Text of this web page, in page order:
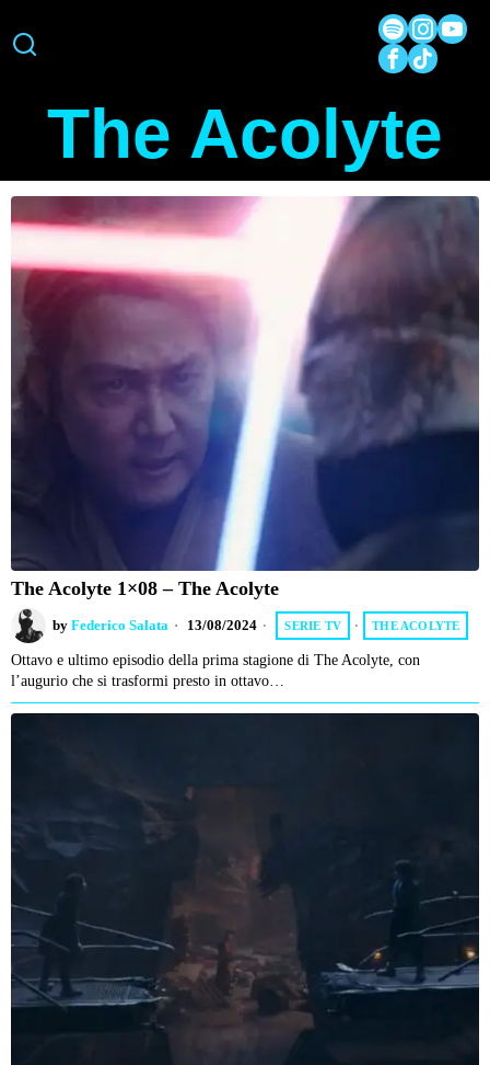
The Acolyte
The Acolyte 1×08 – The Acolyte
by Federico Salata 13/08/2024 SERIE TV · THE ACOLYTE
Ottavo e ultimo episodio della prima stagione di The Acolyte, con
l’augurio che si trasformi presto in ottavo…